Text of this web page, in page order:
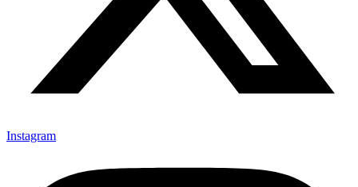
Instagram